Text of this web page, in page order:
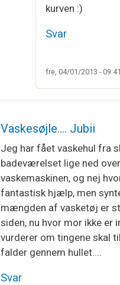
kurven :)
Svar
fre, 04/01/2013 - 09:41
Vaskesøjle.... Jubii
Jeg har fået vaskehul fra
badeværelset lige ned
vaskemaskinen, og nej
fantastisk hjælp, men
mængden af vasketøj er
siden, nu hvor mor ikke er
vurderer om tingene skal
falder gennem hullet....
Svar